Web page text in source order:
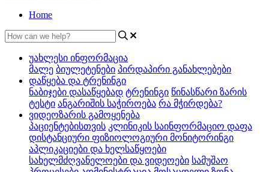
Home
უახლესი ინფორმაცია
მალე ბიულეტენები პირდაპირი განახლებები
დაწყება და ტრენინგი
ნაბიჯები დასაწყებად ტრენინგი წინასწარი ზარის
ტესტი ანგარიშის საჭიროება რა მჭირდება?
ვიდეოზარის გამოყენება
პაციენტებისთვის კლინიკის საინფორმაციო დაფა
დისტანციური ფიზიოლოგიური მონიტორინგი
აპლიკაციები და ხელსაწყოები
სახელმძღვანელოები და ვიდეოები სამუშაო